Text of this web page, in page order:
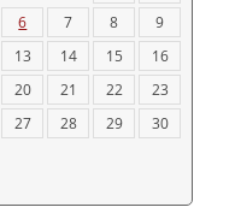
6 7 8
9
13 14 15
16
20 21 22
23
27 28 29
30